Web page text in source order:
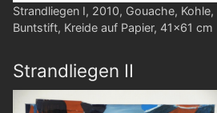
Strandliegen I, 2010, Gouache, Kohle,
Buntstift, Kreide auf Papier, 41x61 cm
Strandliegen II